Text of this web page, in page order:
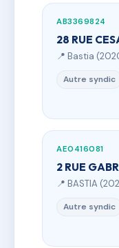
AB3369824
28 RUE
📍 Bastia
Autre syndic
AE0416081
2 RUE
📍 BASTIA
Autre syndic